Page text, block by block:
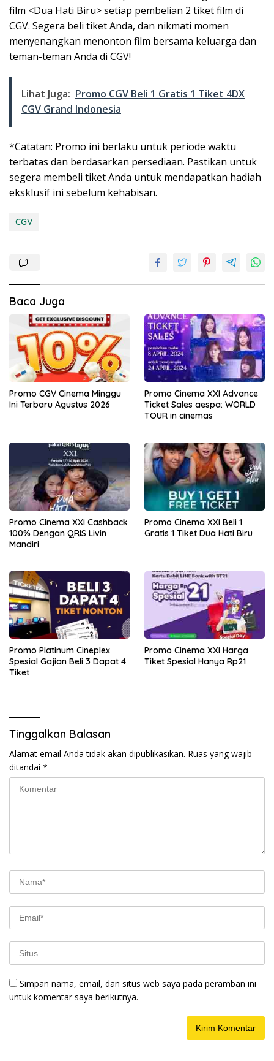
film <Dua Hati Biru> setiap pembelian 2 tiket film di
CGV. Segera beli tiket Anda, dan nikmati momen
menyenangkan menonton film bersama keluarga dan
teman-teman Anda di CGV!
Lihat Juga: Promo CGV Beli 1 Gratis 1 Tiket 4DX
CGV Grand Indonesia
*Catatan: Promo ini berlaku untuk periode waktu
terbatas dan berdasarkan persediaan. Pastikan untuk
segera membeli tiket Anda untuk mendapatkan hadiah
eksklusif ini sebelum kehabisan.
CGV
Baca Juga
Promo CGV Cinema Minggu
Ini Terbaru Agustus 2026
Promo Cinema XXI Advance
Ticket Sales aespa: WORLD
TOUR in cinemas
Promo Cinema XXI Cashback
100% Dengan QRIS Livin
Mandiri
Promo Cinema XXI Beli 1
Gratis 1 Tiket Dua Hati Biru
Promo Platinum Cineplex
Spesial Gajian Beli 3 Dapat 4
Tiket
Promo Cinema XXI Harga
Tiket Spesial Hanya Rp21
Tinggalkan Balasan
Alamat email Anda tidak akan dipublikasikan. Ruas yang wajib
ditandai *
Simpan nama, email, dan situs web saya pada peramban ini
untuk komentar saya berikutnya.